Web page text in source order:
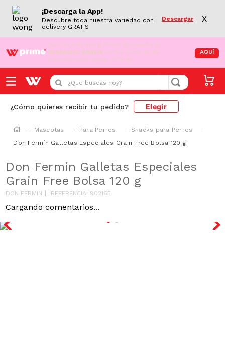
¡Descarga la App!
Descubre toda nuestra variedad con
delivery GRATIS
Descargar X
¡Aún no eres Wong Prime! Aprovecha el
DESPACHO GRATIS en tus compras de
supermercado desde S/79.90
AQUÍ
¿Que buscas hoy?
¿Cómo quieres recibir tu pedido? Elegir
Mascotas Para Perros
Snacks para Perros
Don Fermín Galletas Especiales Grain Free Bolsa 120 g
Don Fermín Galletas Especiales
Grain Free Bolsa 120 g
DON FERMIN REFERENCIA: 902165
Cargando comentarios...